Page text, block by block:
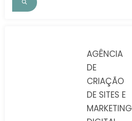
AGÊNCIA
DE
CRIAÇÃO
DE SITES E
MARKETING